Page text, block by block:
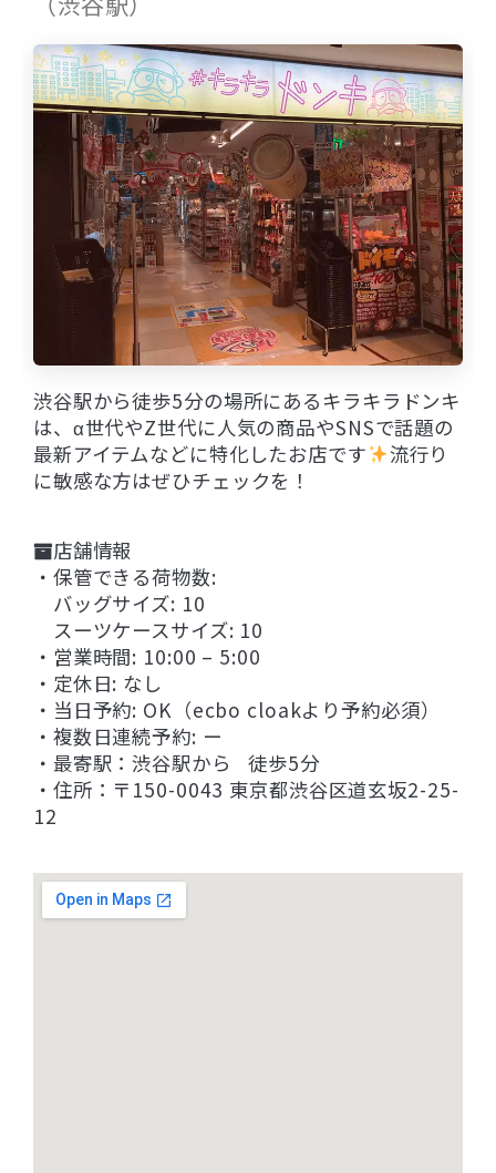
渋谷駅から徒歩5分の場所にあるキラキラドンキ
は、α世代やZ世代に人気の商品やSNSで話題の
最新アイテムなどに特化したお店です
流行り
に敏感な方はぜひチェックを！
店舗情報
・保管できる荷物数:
バッグサイズ: 10
スーツケースサイズ: 10
・営業時間: 10:00 – 5:00
・定休日: なし
・当日予約: OK（ecbo cloakより予約必須）
・複数日連続予約: ー
・最寄駅：渋谷駅から 徒歩5分
・住所：〒150-0043 東京都渋谷区道玄坂2-25-
12